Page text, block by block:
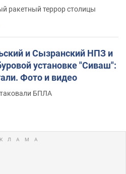
ракетный террор столицы
и Сызранский НПЗ и
установке "Сиваш":
Фото и видео
БПЛА